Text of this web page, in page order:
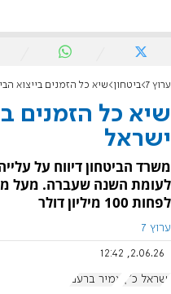
ערוץ 7 ביטחון שיא כל הזמנים בייצוא
שיא כל הזמנים
ישראל
לעומת השנה שעברה. מעל
לפחות 100 מיליון דולר
ערוץ 7
2.06.26, 12:42
ישראל כ"ץ אמיר ברעם